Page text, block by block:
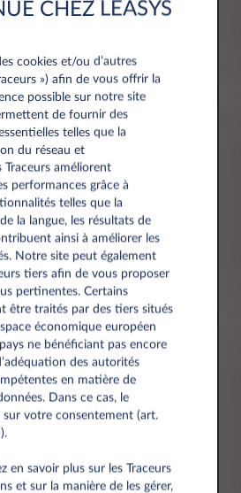
CHEZ LEASYS
cookies et/ou d’autres
») afin de vous offrir la
possible sur notre site
de fournir des
telles que la
du réseau et
Traceurs améliorent
performances grâce à
telles que la
la langue, les résultats de
ainsi à améliorer les
Notre site peut également
tiers afin de vous proposer
pertinentes. Certains
être traités par des tiers situés
économique européen
ne bénéficiant pas encore
des autorités
en matière de
Dans ce cas, le
votre consentement (art.
en savoir plus sur les Traceurs
et sur la manière de les gérer,